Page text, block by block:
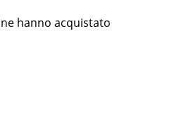
hanno acquistato